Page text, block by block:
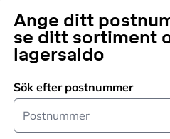
Ange ditt
se ditt sortiment
lagersaldo
Sök efter postnummer
Postnummer
Obehandlad
Pris 65 kr
65 KR
Endast online
Lägg i varukorg